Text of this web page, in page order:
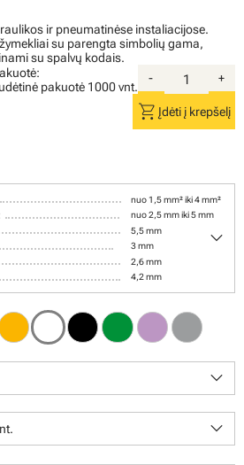
ir pneumatinėse instaliacijose.
su parengta simbolių gama,
su spalvų kodais.
pakuotė 1000 vnt.
- +
shopping_cart Įdėti į krepšelį
nuo 1,5 mm² iki 4 mm²
nuo 2,5 mm iki 5 mm
5,5 mm
3 mm
2,6 mm
4,2 mm
keyboard_arrow_down
keyboard_arrow_down
keyboard_arrow_down